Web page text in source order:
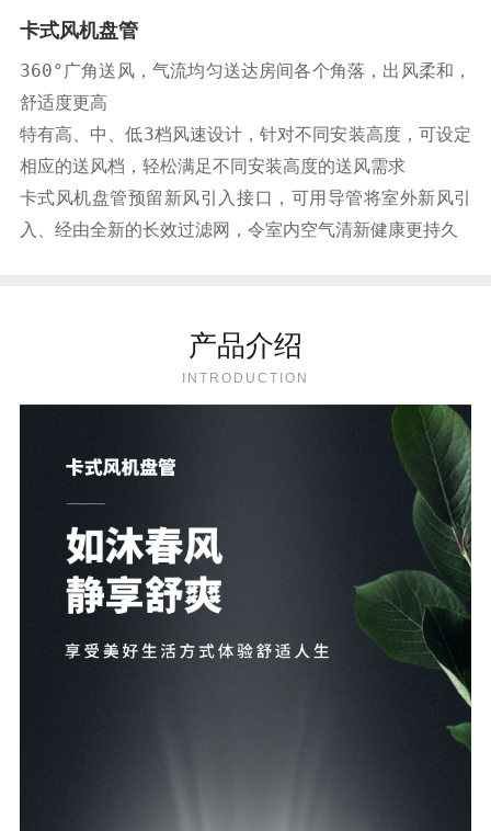
卡式风机盘管
360°广角送风，气流均匀送达房间各个角落，出风柔和，
舒适度更高
特有高、中、低3档风速设计，针对不同安装高度，可设定
相应的送风档，轻松满足不同安装高度的送风需求
卡式风机盘管预留新风引入接口，可用导管将室外新风引
入、经由全新的长效过滤网，令室内空气清新健康更持久
产品介绍
INTRODUCTION